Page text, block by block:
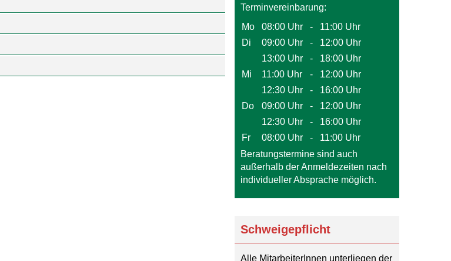
Terminvereinbarung:
Mo
08:00 Uhr -
11:00 Uhr
Di
09:00 Uhr -
12:00 Uhr
13:00 Uhr
-
18:00 Uhr
Mi
11:00 Uhr -
12:00 Uhr
12:30 Uhr
-
16:00 Uhr
Do
09:00 Uhr -
12:00 Uhr
12:30 Uhr
-
16:00 Uhr
Fr
08:00 Uhr -
11:00 Uhr
Beratungstermine sind auch
außerhalb der Anmeldezeiten nach
individueller Absprache möglich.
Schweigepflicht
Alle MitarbeiterInnen unterliegen der